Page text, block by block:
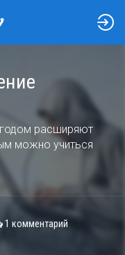
расширяют
можно учиться
1 комментарий